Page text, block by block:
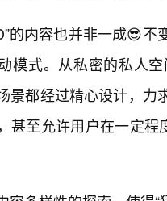
的内容也并非一成😎
模式。从私密的私人
景都经过精心设计，力
甚至允许用户在一定程